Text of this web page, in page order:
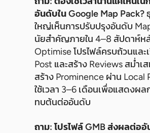
อันดับใน Google Map Pack?
ใหญ่เห็นการปรับปรุงอันดับ
นัยสำคัญภายใน 4–8 สัปดาห์ห
Optimise โปรไฟล์ครบถ้วนและ
Post และสร้าง Reviews สม่ำเ
สร้าง Prominence ผ่าน Local
ใช้เวลา 3–6 เดือนเพื่อแสดงผล
ทบต้นต่ออันดับ
ถาม: โปรไฟล์ GMB ส่งผลต่อ